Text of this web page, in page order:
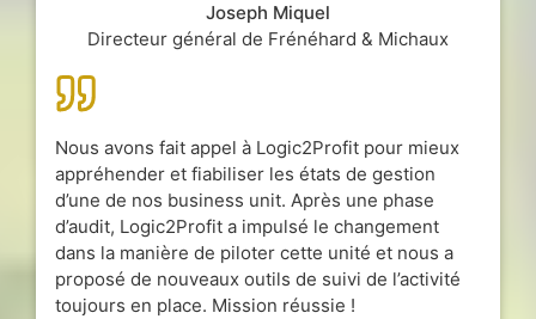
Joseph Miquel
Directeur général de Frénéhard & Michaux
Nous avons fait appel à Logic2Profit pour mieux
appréhender et fiabiliser les états de gestion
d’une de nos business unit. Après une phase
d’audit, Logic2Profit a impulsé le changement
dans la manière de piloter cette unité et nous a
proposé de nouveaux outils de suivi de l’activité
toujours en place. Mission réussie !